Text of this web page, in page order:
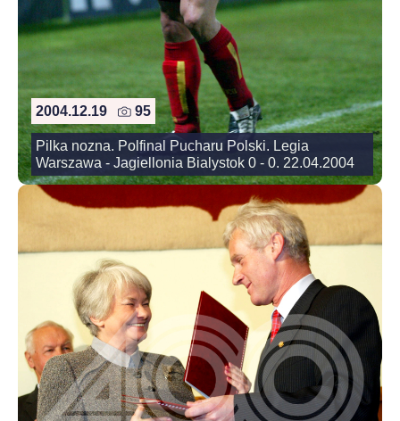
2004.12.19 95
Pilka nozna. Polfinal Pucharu Polski. Legia
Warszawa - Jagiellonia Bialystok 0 - 0. 22.04.2004